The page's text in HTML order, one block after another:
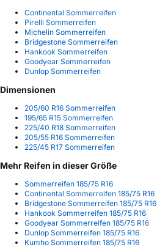
Continental Sommerreifen
Pirelli Sommerreifen
Michelin Sommerreifen
Bridgestone Sommerreifen
Hankook Sommerreifen
Goodyear Sommerreifen
Dunlop Sommerreifen
Dimensionen
205/60 R16 Sommerreifen
195/65 R15 Sommerreifen
225/40 R18 Sommerreifen
205/55 R16 Sommerreifen
225/45 R17 Sommerreifen
Mehr Reifen in dieser Größe
Sommerreifen 185/75 R16
Continental Sommerreifen 185/75 R16
Bridgestone Sommerreifen 185/75 R16
Hankook Sommerreifen 185/75 R16
Goodyear Sommerreifen 185/75 R16
Dunlop Sommerreifen 185/75 R16
Kumho Sommerreifen 185/75 R16